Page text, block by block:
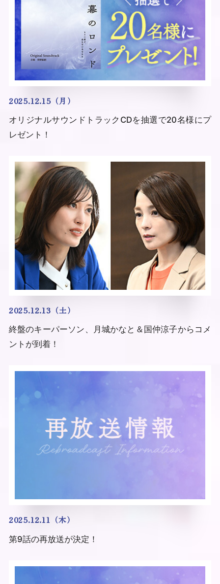
2025.12.15（月）
オリジナルサウンドトラックCDを抽選で20名様にプ
レゼント！
2025.12.13（土）
終盤のキーパーソン、月城かなと＆国仲涼子からコメ
ントが到着！
2025.12.11（木）
第9話の再放送が決定！